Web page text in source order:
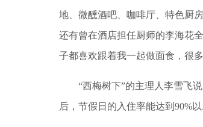
地、微醺酒吧、咖啡厅、特色厨
还有曾在酒店担任厨师的李海花
子都喜欢跟着我一起做面食，很
“西梅树下”的主理人李雪飞说
后，节假日的入住率能达到90%